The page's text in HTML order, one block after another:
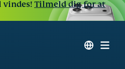
vindes!Tilmeld dig for at